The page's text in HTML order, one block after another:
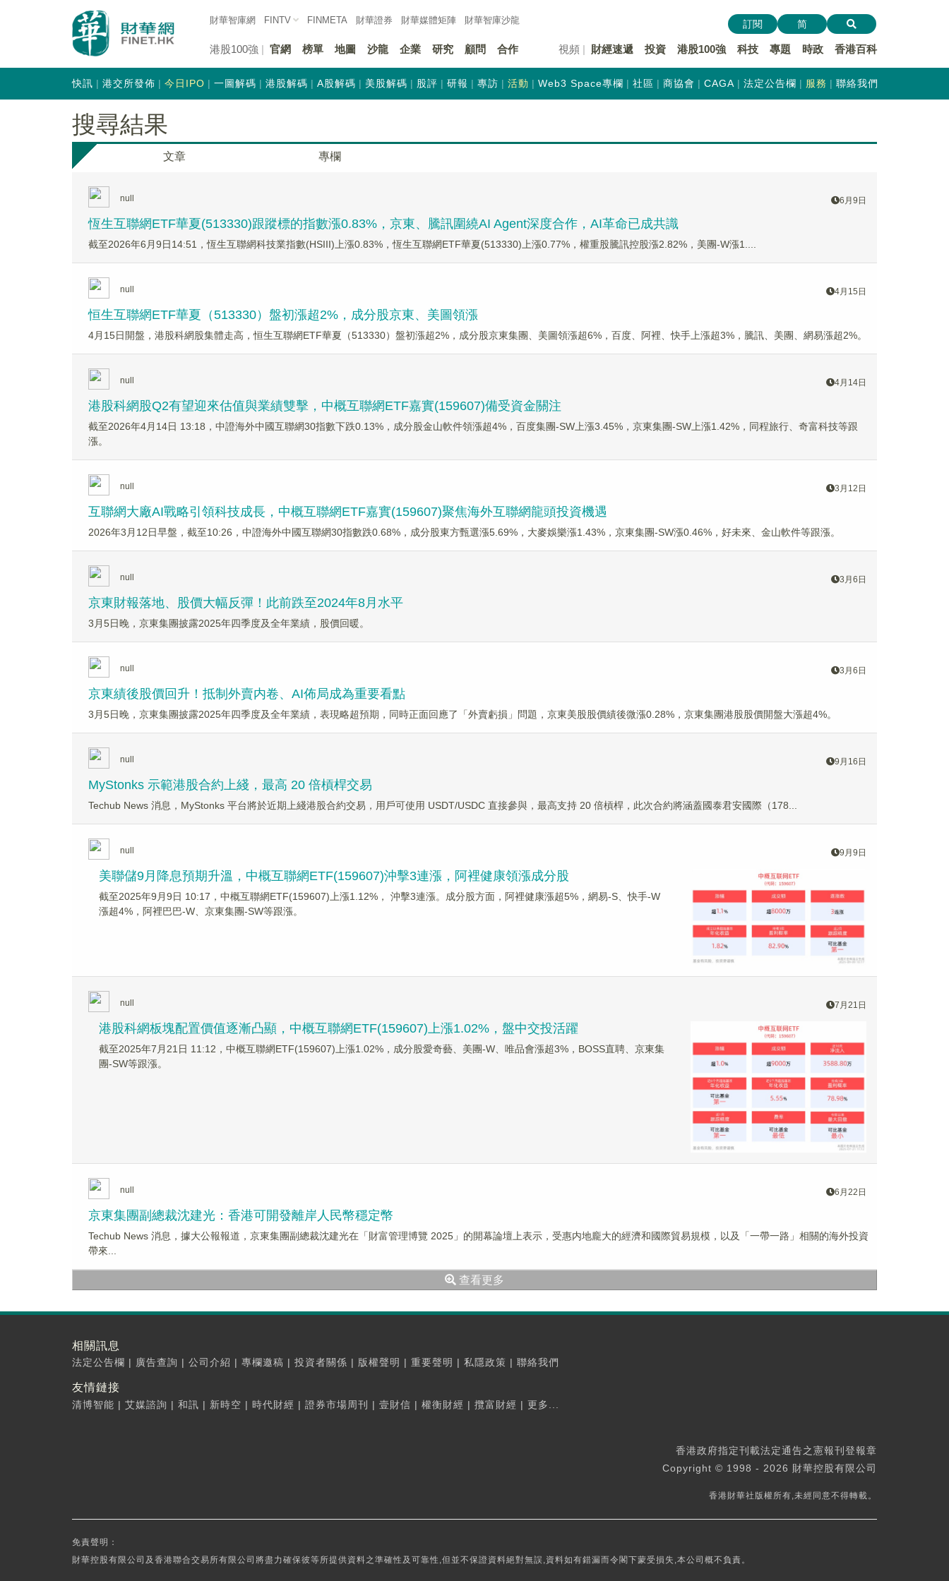
財華智庫網 FINTV FINMETA 財華證券 財華媒體矩陣 財華智庫沙龍
港股100強 官網 榜單 地圖 沙龍 企業 研究 顧問 合作 視頻 財經速遞 投資 港股100強 科技 專題 時政 香港百科
訂閱 简
快訊 港交所發佈 今日IPO 一圖解碼 港股解碼 A股解碼 美股解碼 股評 研報 專訪 活動 Web3 Space專欄 社區 商協會 CAGA 法定公告欄 服務 聯絡我們
搜尋結果
文章 專欄
null 6月9日
恆生互聯網ETF華夏(513330)跟蹤標的指數漲0.83%，京東、騰訊圍繞AI Agent深度合作，AI革命已成共識
截至2026年6月9日14:51，恆生互聯網科技業指數(HSIII)上漲0.83%，恆生互聯網ETF華夏(513330)上漲0.77%，權重股騰訊控股漲2.82%，美團-W漲1....
null 4月15日
恒生互聯網ETF華夏（513330）盤初漲超2%，成分股京東、美圖領漲
4月15日開盤，港股科網股集體走高，恒生互聯網ETF華夏（513330）盤初漲超2%，成分股京東集團、美圖領漲超6%，百度、阿裡、快手上漲超3%，騰訊、美團、網易漲超2%。
null 4月14日
港股科網股Q2有望迎來估值與業績雙擊，中概互聯網ETF嘉實(159607)備受資金關注
截至2026年4月14日 13:18，中證海外中國互聯網30指數下跌0.13%，成分股金山軟件領漲超4%，百度集團-SW上漲3.45%，京東集團-SW上漲1.42%，同程旅行、奇富科技等跟
漲。
null 3月12日
互聯網大廠AI戰略引領科技成長，中概互聯網ETF嘉實(159607)聚焦海外互聯網龍頭投資機遇
2026年3月12日早盤，截至10:26，中證海外中國互聯網30指數跌0.68%，成分股東方甄選漲5.69%，大麥娛樂漲1.43%，京東集團-SW漲0.46%，好未來、金山軟件等跟漲。
null 3月6日
京東財報落地、股價大幅反彈！此前跌至2024年8月水平
3月5日晚，京東集團披露2025年四季度及全年業績，股價回暖。
null 3月6日
京東績後股價回升！抵制外賣内卷、AI佈局成為重要看點
3月5日晚，京東集團披露2025年四季度及全年業績，表現略超預期，同時正面回應了「外賣虧損」問題，京東美股股價績後微漲0.28%，京東集團港股股價開盤大漲超4%。
null 9月16日
MyStonks 示範港股合約上綫，最高 20 倍槓桿交易
Techub News 消息，MyStonks 平台將於近期上綫港股合約交易，用戶可使用 USDT/USDC 直接參與，最高支持 20 倍槓桿，此次合約將涵蓋國泰君安國際（178...
null 9月9日
美聯儲9月降息預期升溫，中概互聯網ETF(159607)沖擊3連漲，阿裡健康領漲成分股
截至2025年9月9日 10:17，中概互聯網ETF(159607)上漲1.12%， 沖擊3連漲。成分股方面，阿裡健康漲超5%，網易-S、快手-W
漲超4%，阿裡巴巴-W、京東集團-SW等跟漲。
null 7月21日
港股科網板塊配置價值逐漸凸顯，中概互聯網ETF(159607)上漲1.02%，盤中交投活躍
截至2025年7月21日 11:12，中概互聯網ETF(159607)上漲1.02%，成分股愛奇藝、美團-W、唯品會漲超3%，BOSS直聘、京東集
團-SW等跟漲。
null 6月22日
京東集團副總裁沈建光：香港可開發離岸人民幣穩定幣
Techub News 消息，據大公報報道，京東集團副總裁沈建光在「財富管理博覽 2025」的開幕論壇上表示，受惠内地龐大的經濟和國際貿易規模，以及「一帶一路」相關的海外投資
帶來...
查看更多
相關訊息
法定公告欄 | 廣告查詢 | 公司介紹 | 專欄邀稿 | 投資者關係 | 版權聲明 | 重要聲明 | 私隱政策 | 聯絡我們
友情鏈接
清博智能 | 艾媒諮詢 | 和訊 | 新時空 | 時代財經 | 證券市場周刊 | 壹財信 | 權衡財經 | 攬富財經 | 更多...
香港政府指定刊載法定通告之憲報刊登報章
Copyright © 1998 - 2026 財華控股有限公司
香港財華社版權所有,未經同意不得轉載。
免責聲明：
財華控股有限公司及香港聯合交易所有限公司將盡力確保彼等所提供資料之準確性及可靠性,但並不保證資料絕對無誤,資料如有錯漏而令閣下蒙受損失,本公司概不負責。